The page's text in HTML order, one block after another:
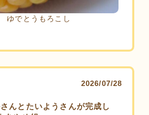
ゆでとうもろこし
2026/07/28
んとたいようさんが完成し